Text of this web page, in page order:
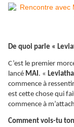
De quoi parle «
C’est le premier
lancé MAI. «
commence à
est cette chose qui
commence à
Comment vois-tu